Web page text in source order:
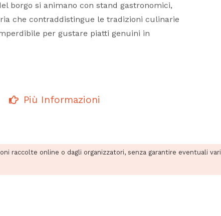
borgo si animano con stand gastronomici,
che contraddistingue le tradizioni culinarie
per gustare piatti genuini in
Più Informazioni
raccolte online o dagli organizzatori, senza garantire eventuali